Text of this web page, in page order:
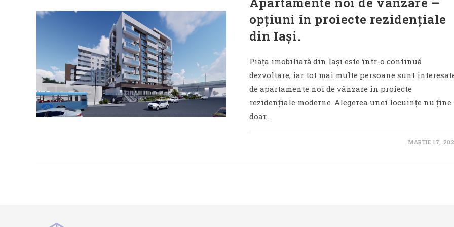
opțiuni în proiecte rezidențiale
din Iași.
Piața imobiliară din Iași este într-o continuă
dezvoltare, iar tot mai multe persoane sunt
de apartamente noi de vânzare în proiecte
rezidențiale moderne. Alegerea unei locuințe nu ține
doar…
MARTIE 17,